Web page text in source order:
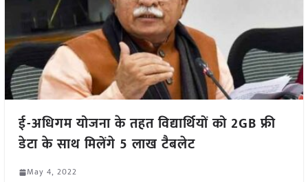
ई-अधिगम योजना के तहत विद्यार्थियों को 2GB फ्री
डेटा के साथ मिलेंगे 5 लाख टैबलेट
May 4, 2022